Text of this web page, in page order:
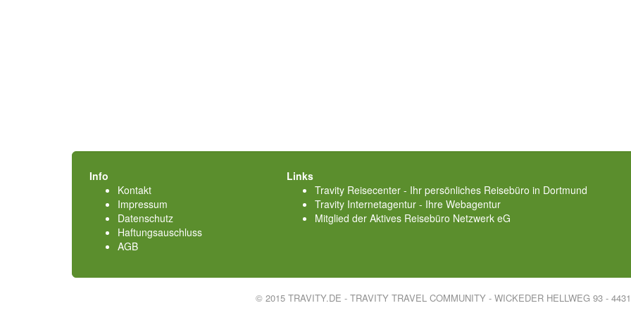
Info
Kontakt
Impressum
Datenschutz
Haftungsauschluss
AGB
Links
Travity Reisecenter - Ihr persönliches Reisebüro in Dortmund
Travity Internetagentur - Ihre Webagentur
Mitglied der Aktives Reisebüro Netzwerk eG
© 2015 TRAVITY.DE - TRAVITY TRAVEL COMMUNITY - WICKEDER HELLWEG 93 -